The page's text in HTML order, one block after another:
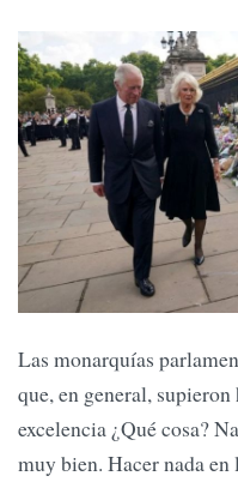
Las monarquías
que, en general,
excelencia ¿Qué cosa?
muy bien. Hacer nada